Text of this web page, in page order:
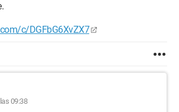
c/DGFbG6XvZX7
09:38